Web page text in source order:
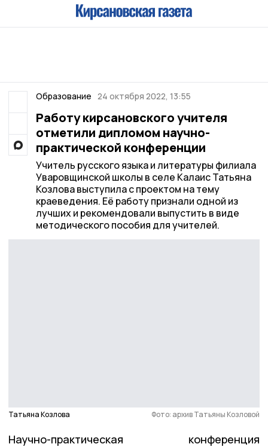
Образование 24 октября 2022, 13:55
Работу кирсановского учителя
отметили дипломом научно-
практической конференции
Учитель русского языка и литературы филиала
Уваровщинской школы в селе Калаис Татьяна
Козлова выступила с проектом на тему
краеведения. Её работу признали одной из
лучших и рекомендовали выпустить в виде
методического пособия для учителей.
Татьяна Козлова Фото: архив Татьяны Козловой
Научно-практическая конференция